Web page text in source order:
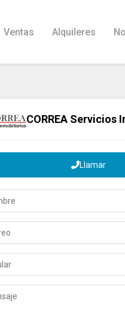
Ventas Alquileres
CORREA Servicios
Llamar